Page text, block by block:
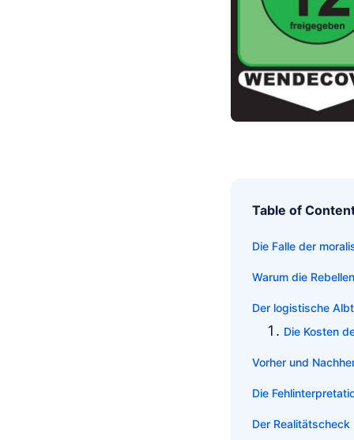
Table of
Die Falle der
Warum die
Der logistische
Die Kosten
Vorher und
Die
Der Realitätscheck